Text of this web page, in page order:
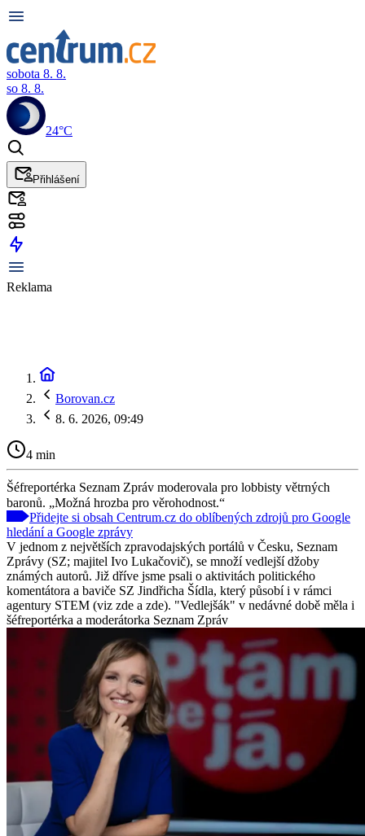
sobota 8. 8.
so 8. 8.
24°C
Přihlášení
Reklama
Borovan.cz
8. 6. 2026, 09:49
4 min
Šéfreportérka Seznam Zpráv moderovala pro lobbisty větrných
baronů. „Možná hrozba pro věrohodnost.“
Přidejte si obsah Centrum.cz do oblíbených zdrojů pro Google
hledání a Google zprávy
V jednom z největších zpravodajských portálů v Česku, Seznam
Zprávy (SZ; majitel Ivo Lukačovič), se množí vedlejší džoby
známých autorů. Již dříve jsme psali o aktivitách politického
komentátora a baviče SZ Jindřicha Šídla, který působí i v rámci
agentury STEM (viz zde a zde). "Vedlejšák" v nedávné době měla i
šéfreportérka a moderátorka Seznam Zpráv